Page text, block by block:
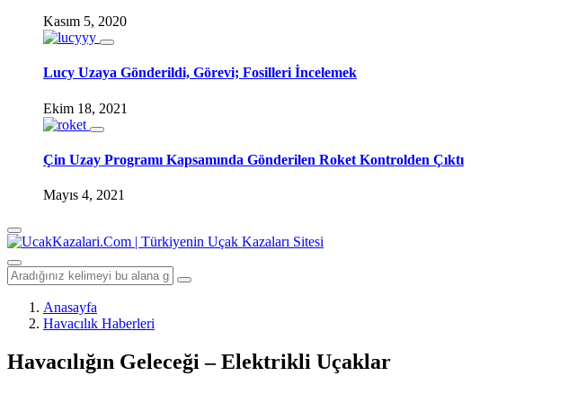
Kasım 5, 2020
Lucy Uzaya Gönderildi, Görevi; Fosilleri İncelemek
Ekim 18, 2021
Çin Uzay Programı Kapsamında Gönderilen Roket Kontrolden Çıktı
Mayıs 4, 2021
Anasayfa
Havacılık Haberleri
Havacılığın Geleceği – Elektrikli Uçaklar